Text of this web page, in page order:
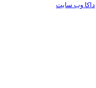
داکا وب سایت